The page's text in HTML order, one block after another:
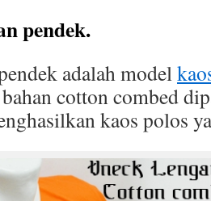
pendek.
adalah model
cotton combed
kaos polos